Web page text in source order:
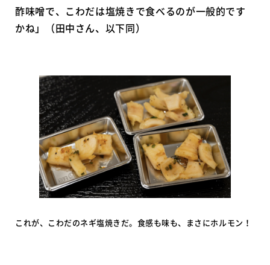
酢味噌で、こわだは塩焼きで食べるのが一般的です
かね」（田中さん、以下同）
これが、こわだのネギ塩焼きだ。食感も味も、まさにホルモン！